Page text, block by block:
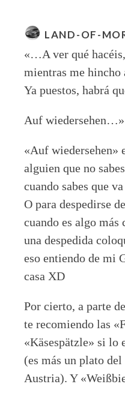
LAND-OF-
«…A ver qué
mientras me hincho
Ya puestos, habrá
Auf wiedersehen…»
«Auf wiedersehen»
alguien que no
cuando sabes que
O para despedirse
cuando es algo más
una despedida
eso entiendo de mi
casa XD
Por cierto, a parte
te recomiendo las
«Käsespätzle» si lo
(es más un plato
Austria). Y